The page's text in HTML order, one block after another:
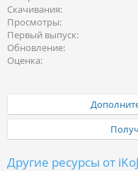
Скачивания
Просмотры
Первый выпуск
Обновление
Оценка
Другие ресурсы от